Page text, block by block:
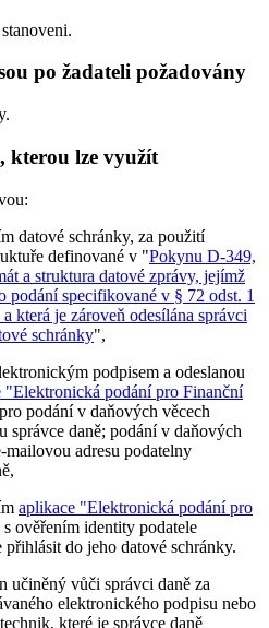
po žadateli požadovány
kterou lze využít
datové schránky, za použití
definované v "Pokynu D-349,
a struktura datové zprávy, jejímž
podání specifikované v § 72 odst. 1
která je zároveň odesílána správci
schránky",
podpisem a odeslanou
"Elektronická podání pro Finanční
podání v daňových věcech
správce daně; podání v daňových
mailovou adresu podatelny
aplikace "Elektronická podání pro
s ověřením identity podatele
přihlásit do jeho datové schránky.
učiněný vůči správci daně za
elektronického podpisu nebo
které je správce daně